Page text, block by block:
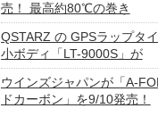
売！ 最高約80℃の巻き
QSTARZ の GPSラップタ
小ボディ「LT-9000S」が
ウインズジャパンが「A-
ドカーボン」を9/10発売！